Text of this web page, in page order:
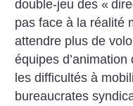
double-jeu des «
pas face à la réalité
attendre plus de
équipes
les difficultés à
bureaucrates